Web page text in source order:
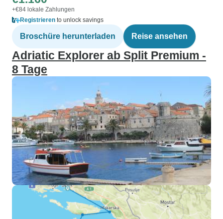
+€84 lokale Zahlungen
Registrieren to unlock savings
Broschüre herunterladen Reise ansehen
Adriatic Explorer ab Split Premium -
8 Tage